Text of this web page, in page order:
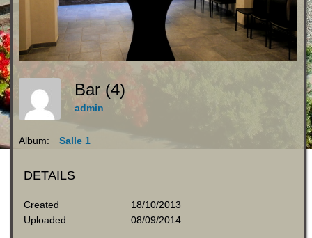
Bar (4)
admin
Album: Salle 1
DETAILS
Created
18/10/2013
Uploaded
08/09/2014